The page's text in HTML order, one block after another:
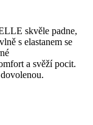
skvěle padne,
s elastanem se
a svěží pocit.